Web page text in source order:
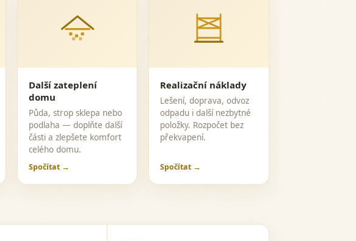
Další zateplení
domu
Půda, strop sklepa nebo
podlaha — doplňte další
části a zlepšete komfort
celého domu.
Spočítat →
Realizační náklady
Lešení, doprava, odvoz
odpadu i další nezbytné
položky. Rozpočet bez
překvapení.
Spočítat →